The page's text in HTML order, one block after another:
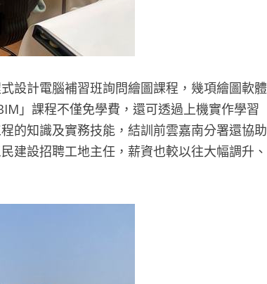
設計電腦補習班詢問繪圖課程，幾項繪圖軟體
」課程不僅免學費，還可透過上機實作學習
的知識及實務技能，結訓前雲嘉南分署還協助
建設招聘工地主任，薪資也較以往大幅調升、